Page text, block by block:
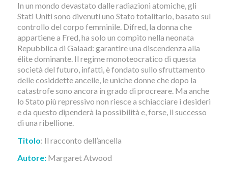
In un mondo devastato dalle radiazioni atomiche, gli
Stati Uniti sono divenuti uno Stato totalitario, basato sul
controllo del corpo femminile. Difred, la donna che
appartiene a Fred, ha solo un compito nella neonata
Repubblica di Galaad: garantire una discendenza alla
élite dominante. Il regime monoteocratico di questa
società del futuro, infatti, è fondato sullo sfruttamento
delle cosiddette ancelle, le uniche donne che dopo la
catastrofe sono ancora in grado di procreare. Ma anche
lo Stato più repressivo non riesce a schiacciare i desideri
e da questo dipenderà la possibilità e, forse, il successo
di una ribellione.
Titolo: Il racconto dell’ancella
Autore: Margaret Atwood